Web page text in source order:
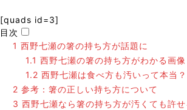
[quads id=3]
目次
1 西野七瀬の箸の持ち方が話題に
1.1 西野七瀬の箸の持ち方がわかる画像
1.2 西野七瀬は食べ方も汚いって本当？
2 参考：箸の正しい持ち方について
3 西野七瀬なら箸の持ち方が汚くても許せ